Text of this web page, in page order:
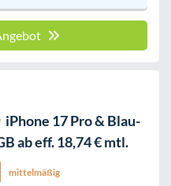
iPhone 17 Pro & Blau-
ab eff. 18,74 € mtl.
mittelmäßig